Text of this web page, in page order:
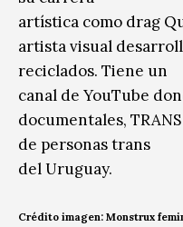
artística como drag
artista visual
reciclados. Tiene un
canal de YouTube
documentales,
de personas trans
del Uruguay.
Crédito imagen: Monstrux